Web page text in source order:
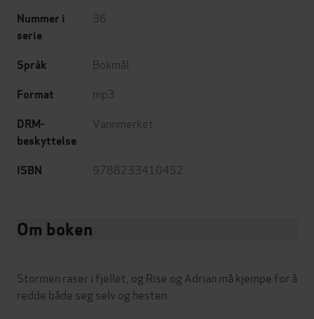
Nummer i
serie
36
Språk Bokmål
Format mp3
DRM-
beskyttelse
Vannmerket
ISBN 9788233410452
Om boken
Stormen raser i fjellet, og Rise og Adrian må kjempe for å
redde både seg selv og hesten.